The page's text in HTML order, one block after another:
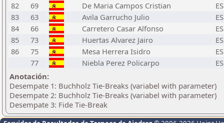
82
69 De Maria Campos Cristian
83
63 Avila Garrucho Julio
84
66 Carretero Casar Alfonso
85
73 Huertas Alvarez Jairo
86
75 Mesa Herrera Isidro
77
Niebla Perez Policarpo
Anotación:
Desempate 1: Buchholz Tie-Breaks (variabel with parameter)
Desempate 2: Buchholz Tie-Breaks (variabel with parameter)
Desempate 3: Fide Tie-Break